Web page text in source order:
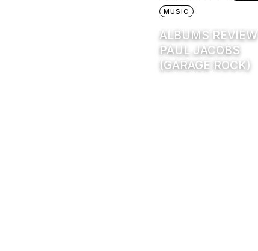
MUSIC
ALBUMS REVIEW :
PAUL JACOBS
(GARAGE ROCK)